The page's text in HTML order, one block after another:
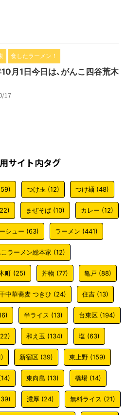
食したラーメン！
月1日今日は､がんこ四谷荒木
17
サイト内タグ
つけ玉 (12) つけ麺(48)
まぜそば(10) カレー (12)
シュー (63) ラーメン (441)
ラーメン総本家 (12)
町 (25) 丼物 (77) 亀戸 (88)
中華蕎麦 つきひ (24) 住吉 (13)
半ライス (13) 台東区(194)
和え玉 (134) 塩 (63)
新宿区(39) 東上野(159)
東向島 (13) 橋場(14)
濃厚(24) 無料ライス (21)